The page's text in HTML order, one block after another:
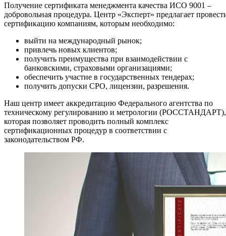
Получение сертификата менеджмента качества ИСО 9001 –
добровольная процедура. Центр «Эксперт» предлагает
сертификацию компаниям, которым необходимо:
выйти на международный рынок;
привлечь новых клиентов;
получить преимущества при взаимодействии с
банковскими, страховыми организациями;
обеспечить участие в государственных тендерах;
получить допуски СРО, лицензии, разрешения.
Наш центр имеет аккредитацию Федерального агентства по
техническому регулированию и метрологии (РОССТАНДАРТ),
которая позволяет проводить полный комплекс
сертификационных процедур в соответствии с
законодательством РФ.